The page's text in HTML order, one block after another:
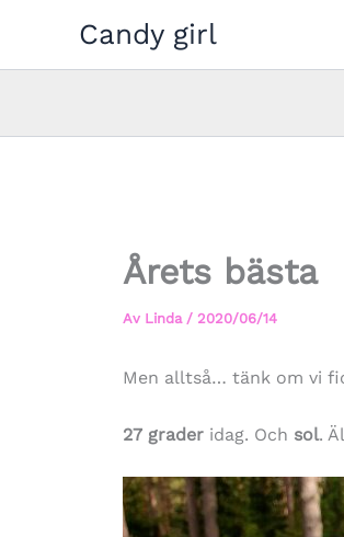
innehåll
Candy girl
Årets bästa
Av Linda / 2020/06/14
Men alltså… tänk om vi
27 grader idag. Och sol.